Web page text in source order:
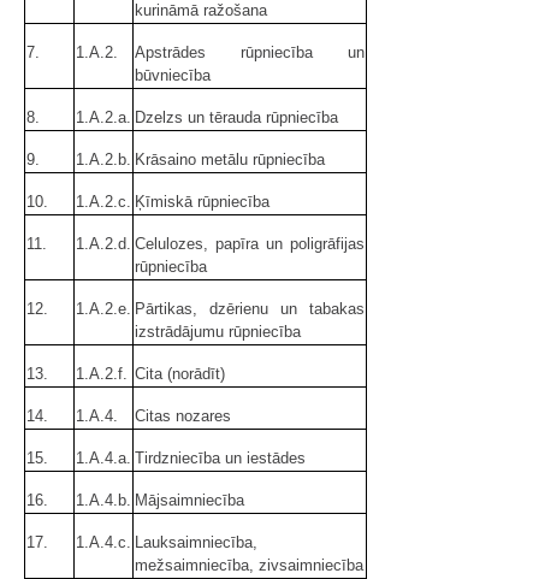
kurināmā ražošana
7. 1.A.2.
Apstrādes rūpniecība un
būvniecība
8. 1.A.2.a. Dzelzs un tērauda rūpniecība
9. 1.A.2.b. Krāsaino metālu rūpniecība
10. 1.A.2.c. Ķīmiskā rūpniecība
11. 1.A.2.d. Celulozes, papīra un poligrāfijas
rūpniecība
12. 1.A.2.e. Pārtikas, dzērienu un tabakas
izstrādājumu rūpniecība
13. 1.A.2.f. Cita (norādīt)
14. 1.A.4. Citas nozares
15. 1.A.4.a. Tirdzniecība un iestādes
16. 1.A.4.b. Mājsaimniecība
17. 1.A.4.c. Lauksaimniecība,
mežsaimniecība, zivsaimniecība